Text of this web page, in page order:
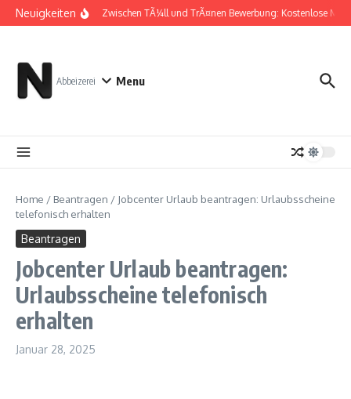
Zum Inhalt springen
Neuigkeiten Zwischen TÃ¼ll und TrÃ¤nen Bewerbung: Kostenlose
Abbeizerei Menu
Home / Beantragen / Jobcenter Urlaub beantragen: Urlaubsscheine
telefonisch erhalten
Beantragen
Jobcenter Urlaub beantragen:
Urlaubsscheine telefonisch
erhalten
Januar 28, 2025